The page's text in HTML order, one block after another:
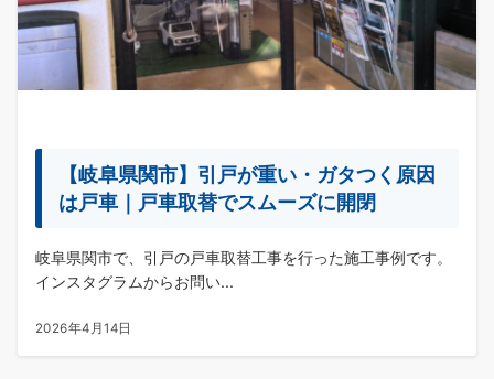
【岐阜県関市】引戸が重い・ガタつく原因
は戸車｜戸車取替でスムーズに開閉
岐阜県関市で、引戸の戸車取替工事を行った施工事例です。
インスタグラムからお問い...
2026年4月14日